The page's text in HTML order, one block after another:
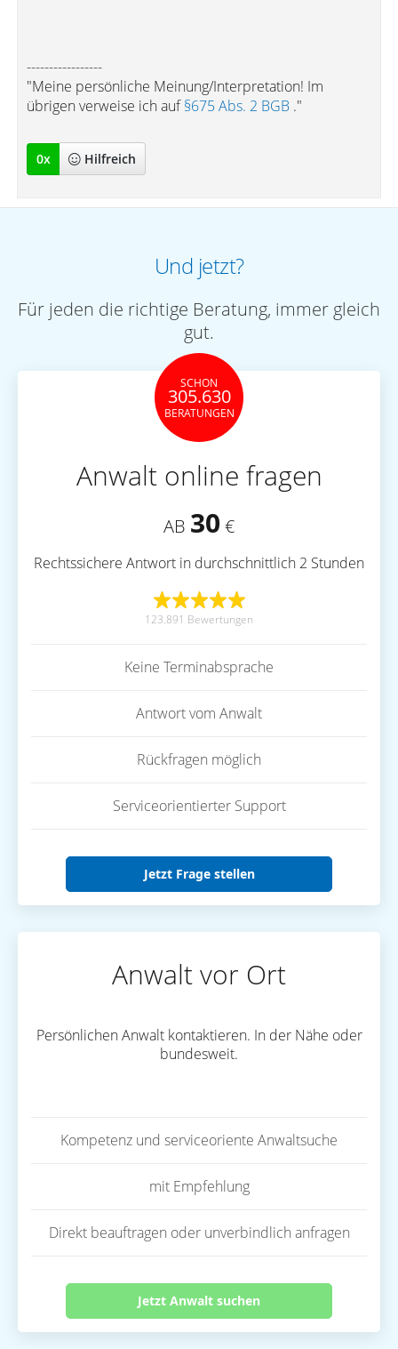
-----------------
"Meine persönliche Meinung/Interpretation! Im
übrigen verweise ich auf§675 Abs. 2 BGB."
0x Hilfreich
Und jetzt?
Für jeden die richtige Beratung, immer gleich
gut.
SCHON
305.630
BERATUNGEN
Anwalt online fragen
AB 30 €
Rechtssichere Antwort in durchschnittlich 2 Stunden
123.891 Bewertungen
Keine Terminabsprache
Antwort vom Anwalt
Rückfragen möglich
Serviceorientierter Support
Jetzt Frage stellen
Anwalt vor Ort
Persönlichen Anwalt kontaktieren. In der Nähe oder
bundesweit.
Kompetenz und serviceoriente Anwaltsuche
mit Empfehlung
Direkt beauftragen oder unverbindlich anfragen
Jetzt Anwalt suchen